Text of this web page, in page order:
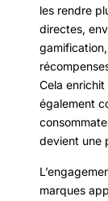
les rendre
directes,
Cela enrichit
également
devient une
marques